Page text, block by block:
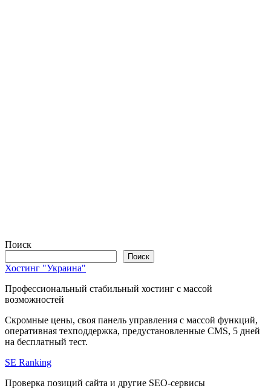
Поиск
Поиск
Хостинг "Украина"
Профессиональный стабильный хостинг с массой
возможностей
Скромные цены, своя панель управления с массой функций,
оперативная техподдержка, предустановленные CMS, 5 дней
на бесплатный тест.
SE Ranking
Проверка позиций сайта и другие SEO-сервисы